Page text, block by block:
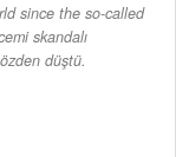
since the so-called
skandalı
düştü.